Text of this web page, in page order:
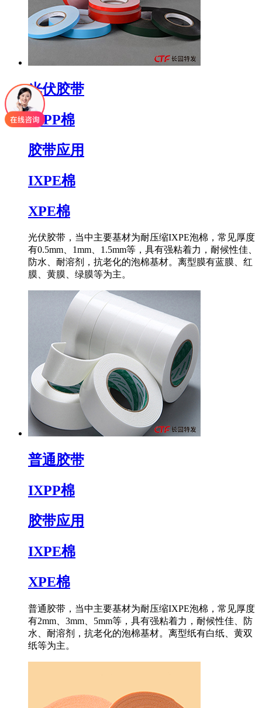
光伏胶带
IXPP棉
胶带应用
IXPE棉
XPE棉
光伏胶带，当中主要基材为耐压缩IXPE泡棉，常见厚度
有0.5mm、1mm、1.5mm等，具有强粘着力，耐候性佳、
防水、耐溶剂，抗老化的泡棉基材。离型膜有蓝膜、红
膜、黄膜、绿膜等为主。
普通胶带
IXPP棉
胶带应用
IXPE棉
XPE棉
普通胶带，当中主要基材为耐压缩IXPE泡棉，常见厚度
有2mm、3mm、5mm等，具有强粘着力，耐候性佳、防
水、耐溶剂，抗老化的泡棉基材。离型纸有白纸、黄双
纸等为主。